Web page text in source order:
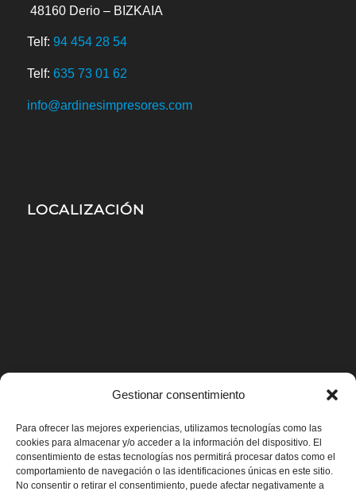
Gestionar consentimiento
Para ofrecer las mejores experiencias, utilizamos tecnologías como las
cookies para almacenar y/o acceder a la información del dispositivo. El
consentimiento de estas tecnologías nos permitirá procesar datos como el
comportamiento de navegación o las identificaciones únicas en este sitio.
No consentir o retirar el consentimiento, puede afectar negativamente a
48160 Derio – BIZKAIA
Telf: 94 454 28 54
Telf: 635 73 01 62
info@ardinesimpresores.com
LOCALIZACIÓN